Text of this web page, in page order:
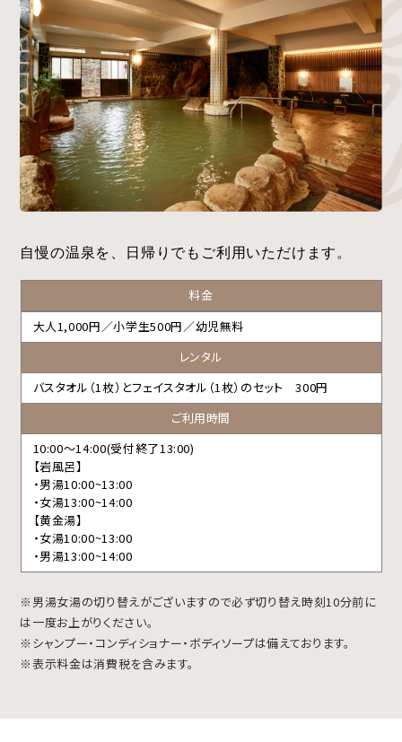
自慢の温泉を、日帰りでもご利用いただけます。
料金
大人1,000円／小学生500円／幼児無料
レンタル
バスタオル（1枚）とフェイスタオル（1枚）のセット 300円
ご利用時間
10:00～14:00(受付終了13:00)
【岩風呂】
・男湯10:00~13:00
・女湯13:00~14:00
【黄金湯】
・女湯10:00~13:00
・男湯13:00~14:00
※男湯女湯の切り替えがございますので必ず切り替え時刻10分前に
は一度お上がりください。
※シャンプー・コンディショナー・ボディソープは備えております。
※表示料金は消費税を含みます。